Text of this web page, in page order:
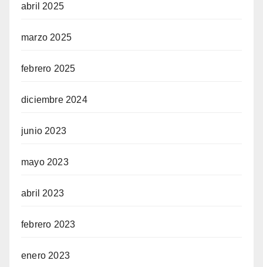
abril 2025
marzo 2025
febrero 2025
diciembre 2024
junio 2023
mayo 2023
abril 2023
febrero 2023
enero 2023